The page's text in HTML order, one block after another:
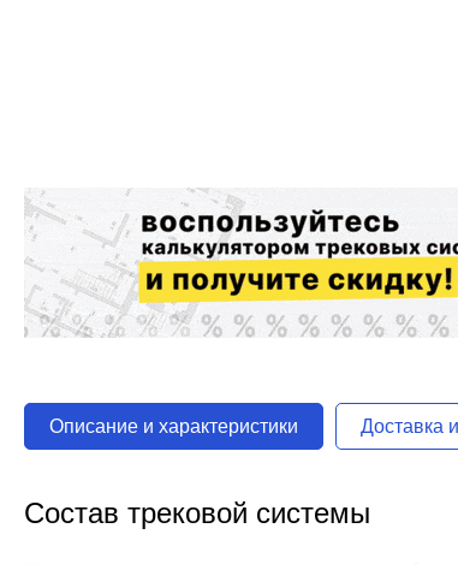
Описание и характеристики Доставка
Состав трековой системы